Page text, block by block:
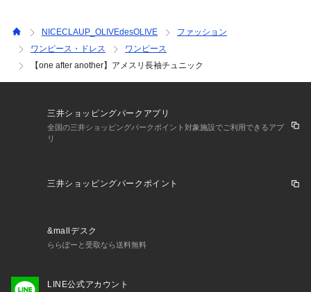
生地の厚さ：普通
生地の重さ：普通
-------------
＜ お気に入り追加がおすすめ ＞
・「?お気に入りに追加」で再入荷・ラスト１点・値下げなど
の通知を受け取ることができます。
※詳しい洗濯方法については、商品の品質表示タグをご覧くだ
の色差が生じる可能性がございます。
また、ご覧いただいているモニター画面や、お使いのブラウザ
せ。
NICECLAUP_OLIVEdesOLIVE
ファッション
ワンピース・ドレス
ワンピース
【one after another】アメスリ長袖チュニック
三井ショッピングパークアプリ
全国の三井ショッピングパークポイント対象施設でご利用できるアプ
リ
三井ショッピングパークポイント
&mallデスク
ららぽーと受取なら送料無料
LINE公式アカウント